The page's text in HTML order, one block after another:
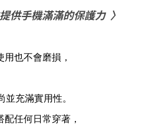
供手機滿滿的保護力 〉
也不會磨損，
並充滿實用性。
任何日常穿著，